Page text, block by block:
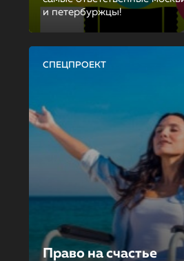
и петербуржцы!
СПЕЦПРОЕКТ
Право на счастье